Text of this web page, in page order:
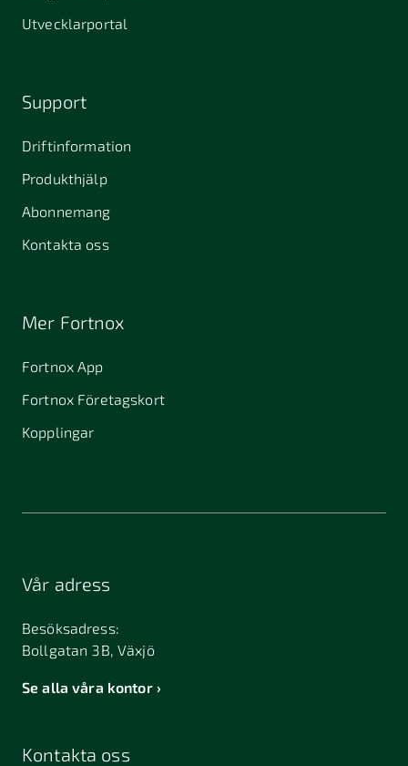
Utvecklarportal
Support
Driftinformation
Produkthjälp
Abonnemang
Kontakta oss
Mer Fortnox
Fortnox App
Fortnox Företagskort
Kopplingar
Vår adress
Besöksadress:
Bollgatan 3B, Växjö
Se alla våra kontor
Kontakta oss